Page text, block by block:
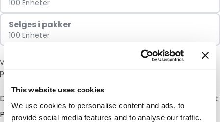
This website uses cookies
We use cookies to personalise content and ads, to
provide social media features and to analyse our traffic.
100 Enheter
Selges i pakker
100 Enheter
Vær oppmerksom på: et tillegg på 6 % vil bli lagt til i kassen
på grunn av den nåværende situasjonen i Midtøsten.
Disse Safetybag-posene består av ca. 80 % resirkulert
PE. Gjenbruk (resirkulering) av PE gir to viktige